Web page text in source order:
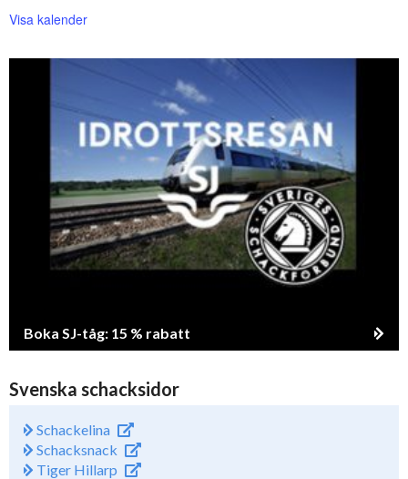
Visa kalender
Boka SJ-tåg: 15 % rabatt
Svenska schacksidor
Schackelina
Schacksnack
Tiger Hillarp